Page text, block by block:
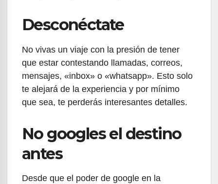
Desconéctate
No vivas un viaje con la presión de tener
que estar contestando llamadas, correos,
mensajes, «inbox» o «whatsapp». Esto solo
te alejará de la experiencia y por mínimo
que sea, te perderás interesantes detalles.
No googles el destino
antes
Desde que el poder de google en la